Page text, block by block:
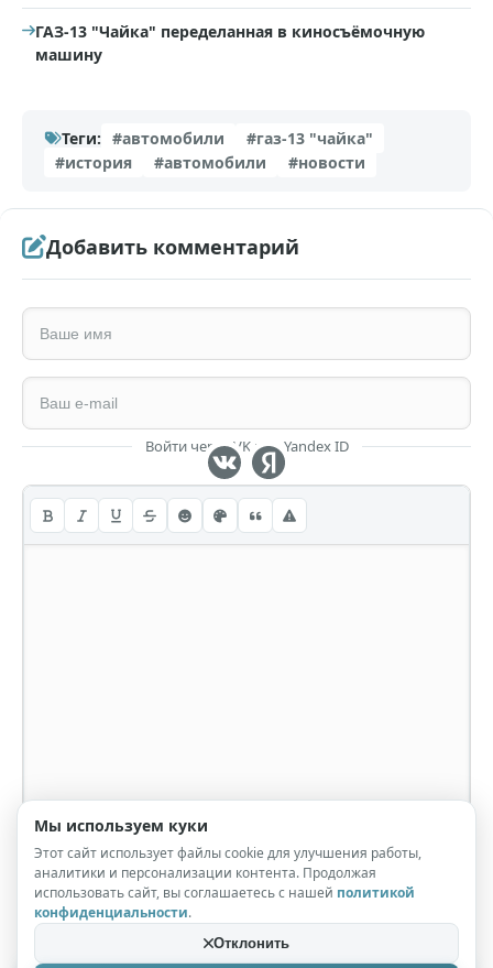
ГАЗ-13 "Чайка" переделанная в киносъёмочную
машину
Теги: #автомобили
#газ-13 "чайка"
#история
#автомобили #новости
Добавить комментарий
Войти через VK или Yandex ID
Мы используем куки
Этот сайт использует файлы cookie для улучшения работы,
аналитики и персонализации контента. Продолжая
использовать сайт, вы соглашаетесь с нашей политикой
конфиденциальности.
Отклонить